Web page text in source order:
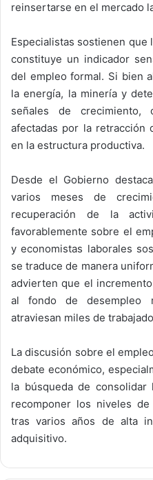
reinsertarse en el mercado
Especialistas sostienen
constituye un indicador
del empleo formal. Si bien
la energía, la minería y
señales de crecimiento,
afectadas por la retracción
en la estructura productiva.
Desde el Gobierno
varios meses de
recuperación de la
favorablemente sobre el
y economistas laborales
se traduce de manera
advierten que el
al fondo de desempleo
atraviesan miles de
La discusión sobre el
debate económico,
la búsqueda de
recomponer los niveles
tras varios años de alta
adquisitivo.